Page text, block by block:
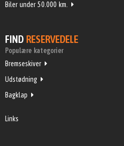
Biler under 50.000 km.
FIND RESERVEDELE
Populære kategorier
Bremseskiver
Udstødning
Bagklap
Links